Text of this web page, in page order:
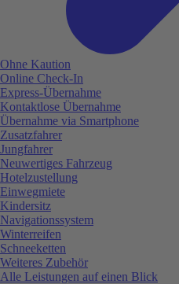
Ohne Kaution
Online Check-In
Express-Übernahme
Kontaktlose Übernahme
Übernahme via Smartphone
Zusatzfahrer
Jungfahrer
Neuwertiges Fahrzeug
Hotelzustellung
Einwegmiete
Kindersitz
Navigationssystem
Winterreifen
Schneeketten
Weiteres Zubehör
Alle Leistungen auf einen Blick